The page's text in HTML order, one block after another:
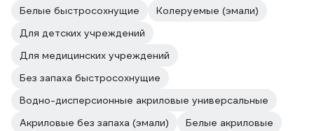
Белые быстросохнущие
Колеруемые (эмали)
Для детских учреждений
Для медицинских учреждений
Без запаха быстросохнущие
Водно-дисперсионные акриловые универсальные
Акриловые без запаха (эмали)
Белые акриловые